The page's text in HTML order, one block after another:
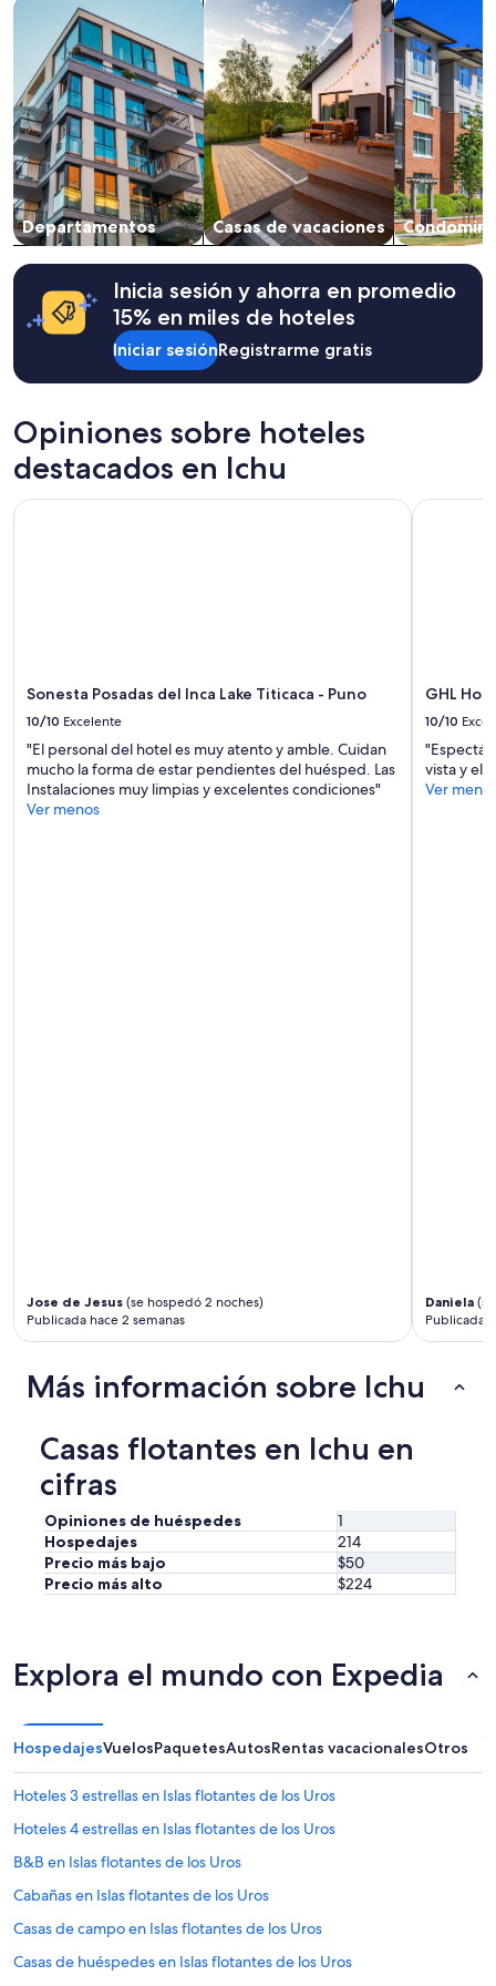
en
estancia
noche
para
2
adultos.
Los
precios
y
la
disponibilidad
están
sujetos
Aplican
términos
Departamentos Casas de vacaciones
Inicia sesión y ahorra en promedio
15% en miles de hoteles
Iniciar sesiónRegistrarme gratis
Opiniones sobre hoteles
destacados en Ichu
Sonesta Posadas del Inca Lake Titicaca - Puno
10/10 Excelente
"El personal del hotel es muy atento y amble. Cuidan
mucho la forma de estar pendientes del huésped. Las
Instalaciones muy limpias y excelentes condiciones"
Ver menos
Jose de Jesus (se hospedó 2 noches)
Publicada hace 2 semanas
Sonesta Posadas del Inca Lake Titicaca - Puno
GHL
10/10
vista y el
Ver
Daniela
Publicada
GHL
Más información sobre Ichu
Casas flotantes en Ichu en
cifras
Opiniones de huéspedes
1
Hospedajes
214
Precio más bajo
$50
Precio más alto
$224
Explora el mundo con Expedia
HospedajesVuelosPaquetesAutosRentas vacacionalesOtros
Hoteles 3 estrellas en Islas flotantes de los Uros
Hoteles 4 estrellas en Islas flotantes de los Uros
B&B en Islas flotantes de los Uros
Cabañas en Islas flotantes de los Uros
Casas de campo en Islas flotantes de los Uros
Casas de huéspedes en Islas flotantes de los Uros